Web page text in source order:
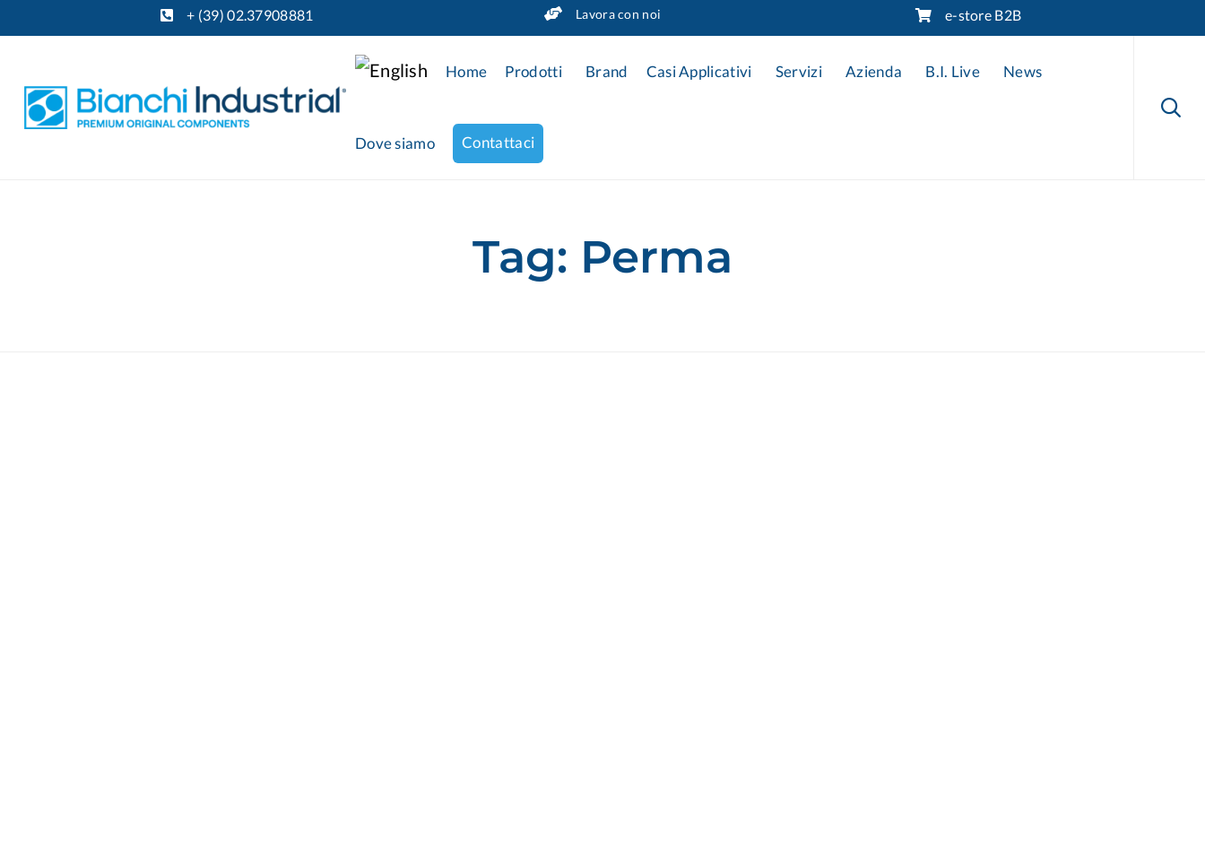
+ (39) 02.37908881 Lavora con noi
e-store B2B
Home Prodotti Brand Casi Applicativi Servizi Azienda B.I. Live News
Dove siamo Contattaci

Tag: Perma